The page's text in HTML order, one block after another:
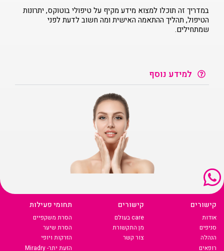
במדריך זה תוכלו למצוא מידע מקיף על טיפולי בוטוקס, יתרונות
הטיפול, תהליך ההתאמה האישית ומה חשוב לדעת לפני
שמתחילים.
למידע נוסף
קישורים
אודות
סניפים
הנהלה
רופאים
קישורים
care בעולם
מן התקשורת
צור קשר
תחומי פעילות
הסרת משקפיים
הסרת שיער
הזרקות ויופי
הזעת יתר- Miradry